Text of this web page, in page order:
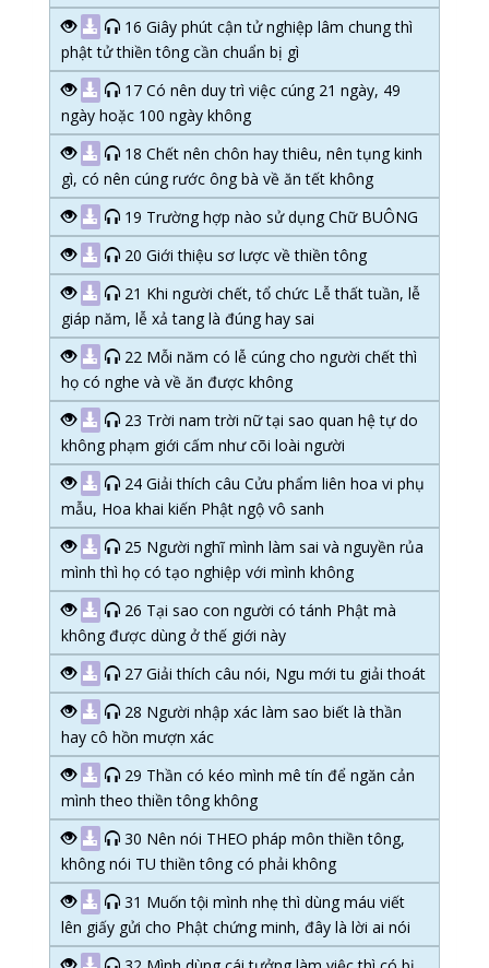
16 Giây phút cận tử nghiệp lâm chung thì
phật tử thiền tông cần chuẩn bị gì
17 Có nên duy trì việc cúng 21 ngày, 49
ngày hoặc 100 ngày không
18 Chết nên chôn hay thiêu, nên tụng kinh
gì, có nên cúng rước ông bà về ăn tết không
19 Trường hợp nào sử dụng Chữ BUÔNG
20 Giới thiệu sơ lược về thiền tông
21 Khi người chết, tổ chức Lễ thất tuần, lễ
giáp năm, lễ xả tang là đúng hay sai
22 Mỗi năm có lễ cúng cho người chết thì
họ có nghe và về ăn được không
23 Trời nam trời nữ tại sao quan hệ tự do
không phạm giới cấm như cõi loài người
24 Giải thích câu Cửu phẩm liên hoa vi phụ
mẫu, Hoa khai kiến Phật ngộ vô sanh
25 Người nghĩ mình làm sai và nguyền rủa
mình thì họ có tạo nghiệp với mình không
26 Tại sao con người có tánh Phật mà
không được dùng ở thế giới này
27 Giải thích câu nói, Ngu mới tu giải thoát
28 Người nhập xác làm sao biết là thần
hay cô hồn mượn xác
29 Thần có kéo mình mê tín để ngăn cản
mình theo thiền tông không
30 Nên nói THEO pháp môn thiền tông,
không nói TU thiền tông có phải không
31 Muốn tội mình nhẹ thì dùng máu viết
lên giấy gửi cho Phật chứng minh, đây là lời ai nói